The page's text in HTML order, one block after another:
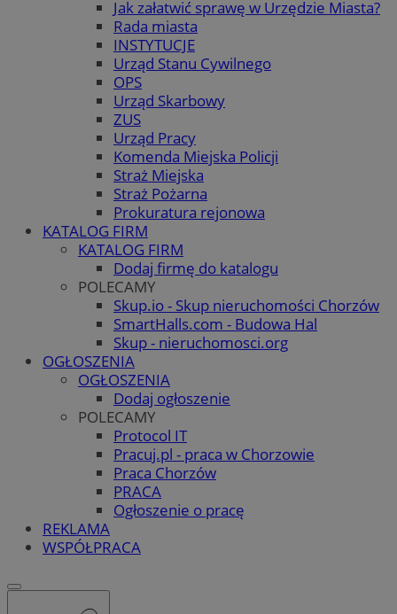
Jak załatwić sprawę w Urzędzie Miasta?
Rada miasta
INSTYTUCJE
Urząd Stanu Cywilnego
OPS
Urząd Skarbowy
ZUS
Urząd Pracy
Komenda Miejska Policji
Straż Miejska
Straż Pożarna
Prokuratura rejonowa
KATALOG FIRM
KATALOG FIRM
Dodaj firmę do katalogu
POLECAMY
Skup.io - Skup nieruchomości Chorzów
SmartHalls.com - Budowa Hal
Skup - nieruchomosci.org
OGŁOSZENIA
OGŁOSZENIA
Dodaj ogłoszenie
POLECAMY
Protocol IT
Pracuj.pl - praca w Chorzowie
Praca Chorzów
PRACA
Ogłoszenie o pracę
REKLAMA
WSPÓŁPRACA